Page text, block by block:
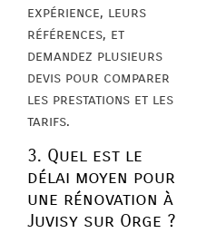
expérience, leurs
références, et
demandez plusieurs
devis pour comparer
les prestations et les
tarifs.
3. Quel est le
délai moyen pour
une rénovation à
Juvisy sur Orge ?